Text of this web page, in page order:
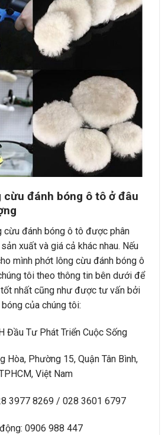
cừu đánh bóng ô tô ở đâu
cừu đánh bóng ô tô được phân
xuất và giá cả khác nhau. Nếu
mình phớt lông cừu đánh bóng ô
tôi theo thông tin bên dưới để
nhất cũng như được tư vấn bởi
của chúng tôi:
Đầu Tư Phát Triển Cuộc Sống
Hòa, Phường 15, Quận Tân Bình,
Việt Nam
3977 8269 / 028 3601 6797
0906 988 447